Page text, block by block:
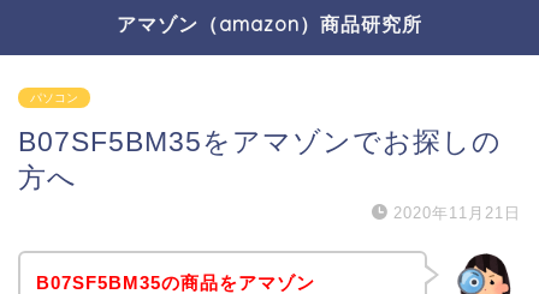
アマゾン（amazon）商品研究所
パソコン
B07SF5BM35をアマゾンでお探しの
方へ
2020年11月21日
B07SF5BM35の商品をアマゾン